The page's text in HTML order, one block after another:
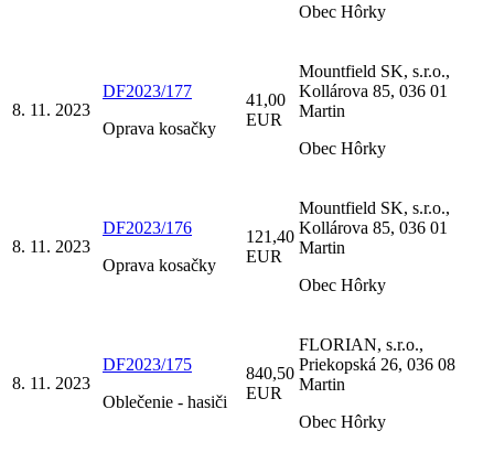
Obec Hôrky
8. 11. 2023
DF2023/177
Oprava kosačky
41,00
EUR
Mountfield SK, s.r.o.,
Kollárova 85, 036 01
Martin
Obec Hôrky
8. 11. 2023
DF2023/176
Oprava kosačky
121,40
EUR
Mountfield SK, s.r.o.,
Kollárova 85, 036 01
Martin
Obec Hôrky
8. 11. 2023
DF2023/175
Oblečenie - hasiči
840,50
EUR
FLORIAN, s.r.o.,
Priekopská 26, 036 08
Martin
Obec Hôrky